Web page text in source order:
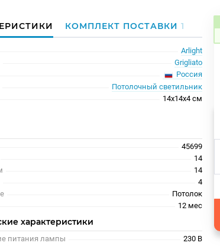
КОМПЛЕКТ ПОСТАВКИ1
Arlight
Grigliato
Россия
Потолочный светильник
14x14x4 см
45699
14
14
4
Потолок
12 меc
характеристики
питания лампы
230 В